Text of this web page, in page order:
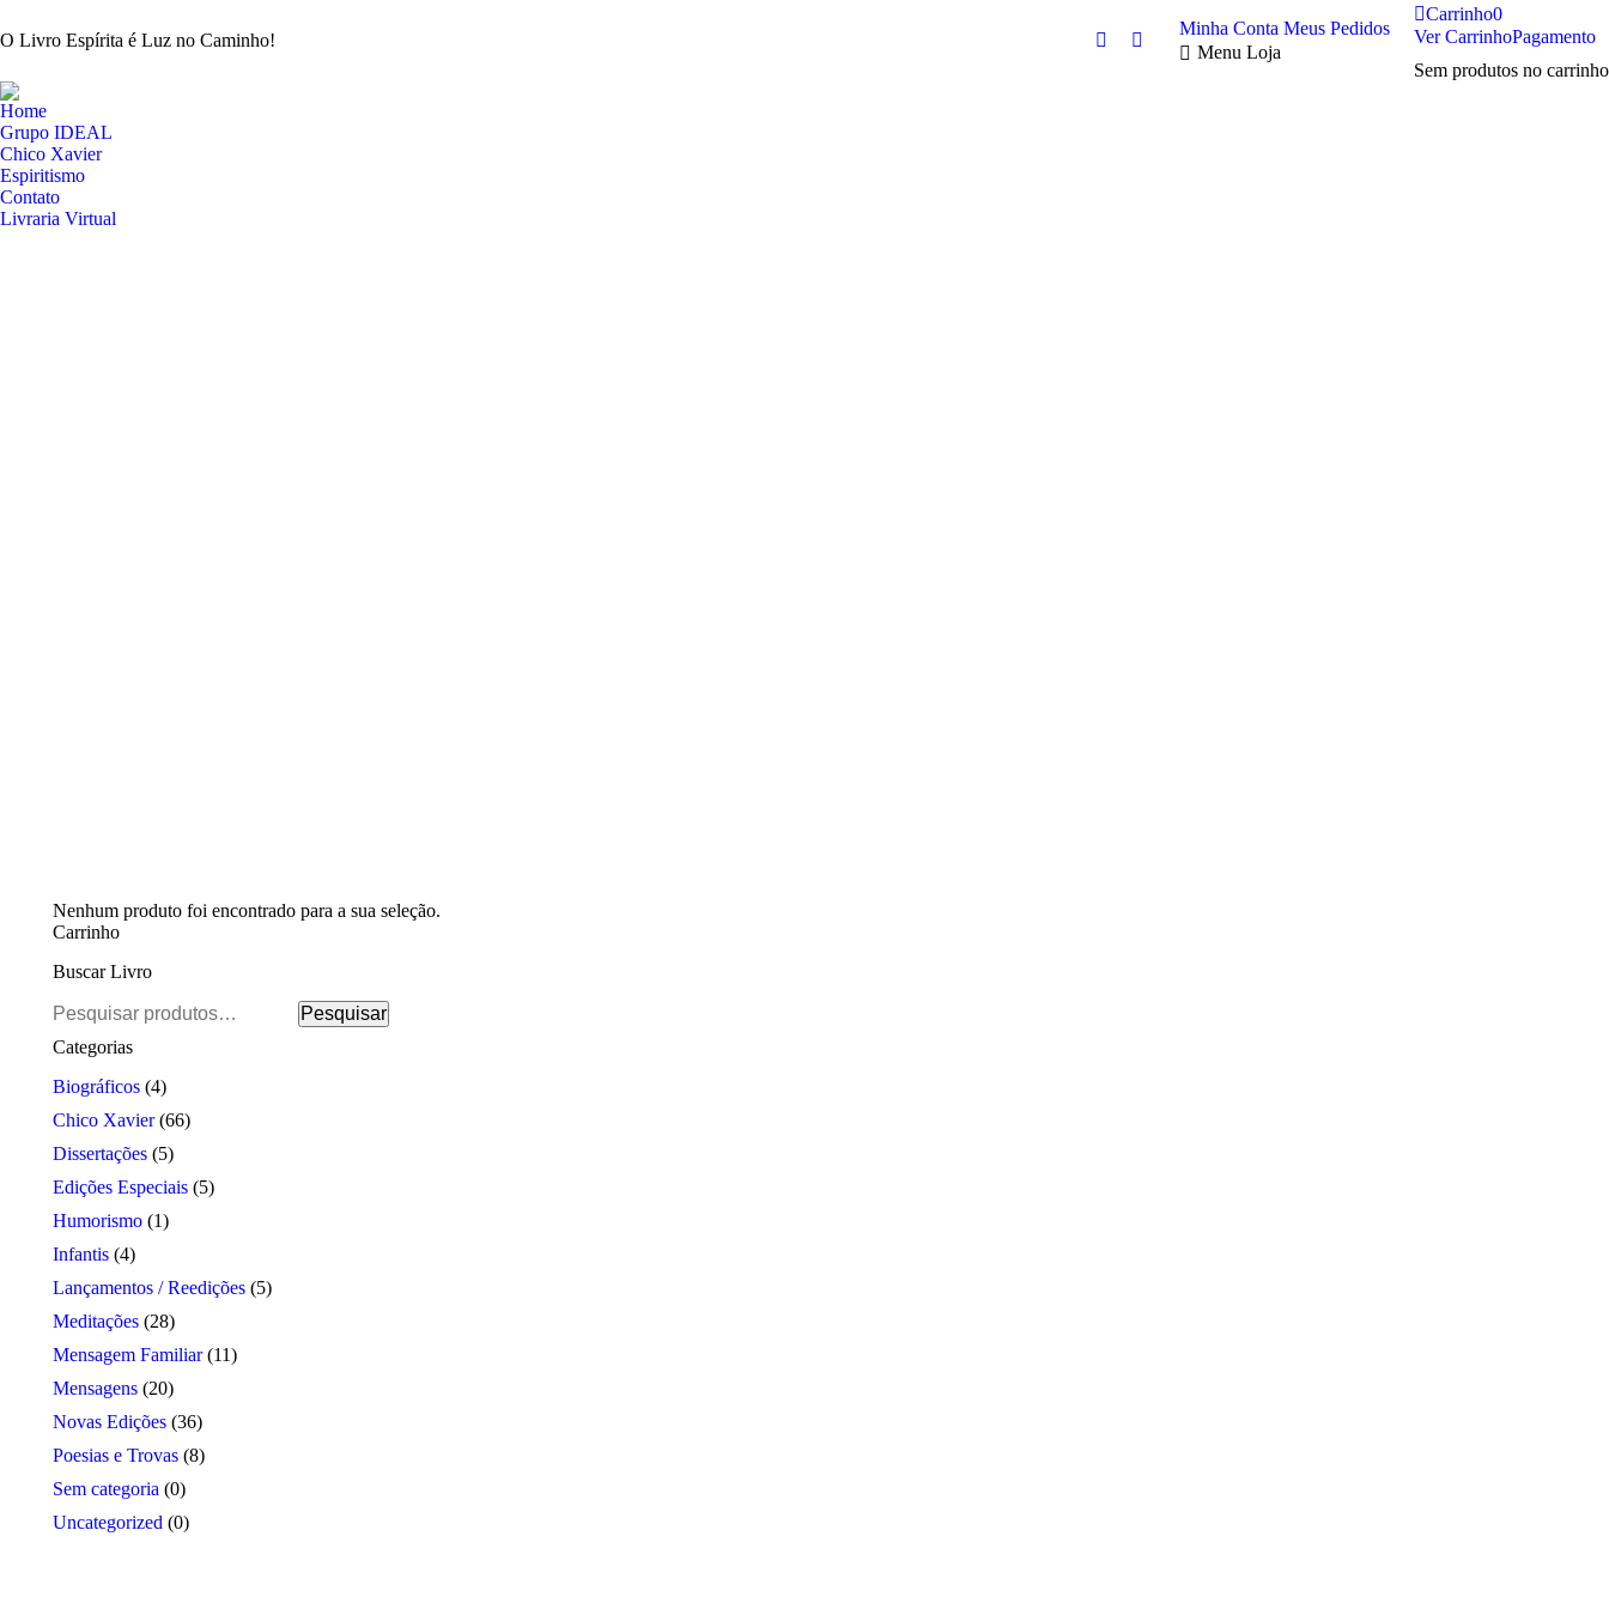
O Livro Espírita é Luz no Caminho!
TwitterFacebook
Minha Conta Meus Pedidos
Menu Loja
Carrinho0
Ver CarrinhoPagamento
Sem produtos no carrinho
Home
Grupo IDEAL
Chico Xavier
Espiritismo
Contato
Livraria Virtual
Nenhum produto foi encontrado para a sua seleção.
Carrinho
Buscar Livro
Pesquisar
Pesquisar
Categorias
Biográficos (4)
Chico Xavier (66)
Dissertações (5)
Edições Especiais (5)
Humorismo (1)
Infantis (4)
Lançamentos / Reedições (5)
Meditações (28)
Mensagem Familiar (11)
Mensagens (20)
Novas Edições (36)
Poesias e Trovas (8)
Sem categoria (0)
Uncategorized (0)